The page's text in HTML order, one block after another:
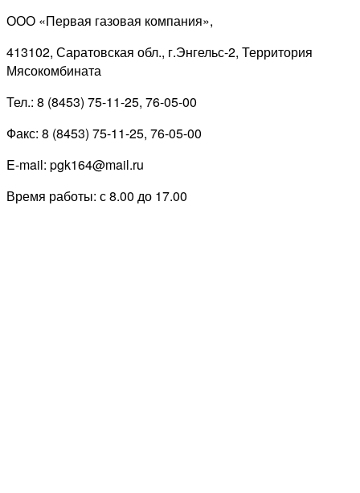
ООО «Первая газовая компания»,
413102, Саратовская обл., г.Энгельс-2, Территория
Мясокомбината
Тел.: 8 (8453) 75-11-25, 76-05-00
Факс: 8 (8453) 75-11-25, 76-05-00
E-mail: pgk164@mail.ru
Время работы: с 8.00 до 17.00